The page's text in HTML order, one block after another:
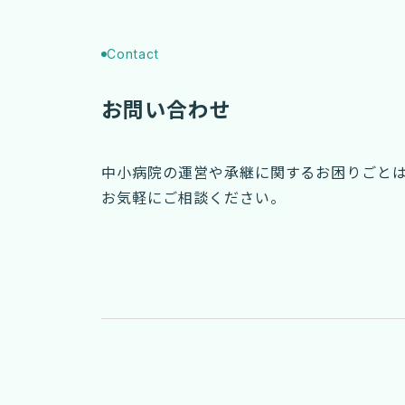
Contact
お問い合わせ
中小病院の運営や承継に関するお困りごと
お気軽にご相談ください。